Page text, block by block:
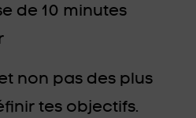
de 10 minutes
non pas des plus
tes objectifs.